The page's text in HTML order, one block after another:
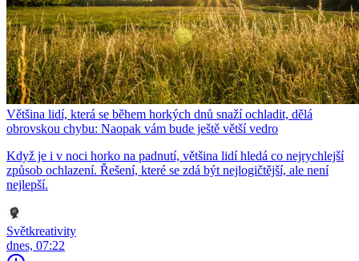
Většina lidí, která se během horkých dnů snaží ochladit, dělá
obrovskou chybu: Naopak vám bude ještě větší vedro
Když je i v noci horko na padnutí, většina lidí hledá co nejrychlejší
způsob ochlazení. Řešení, které se zdá být nejlogičtější, ale není
nejlepší.
Světkreativity
dnes, 07:22